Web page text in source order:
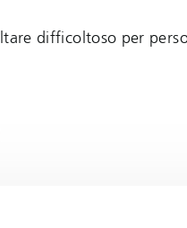
difficoltoso per